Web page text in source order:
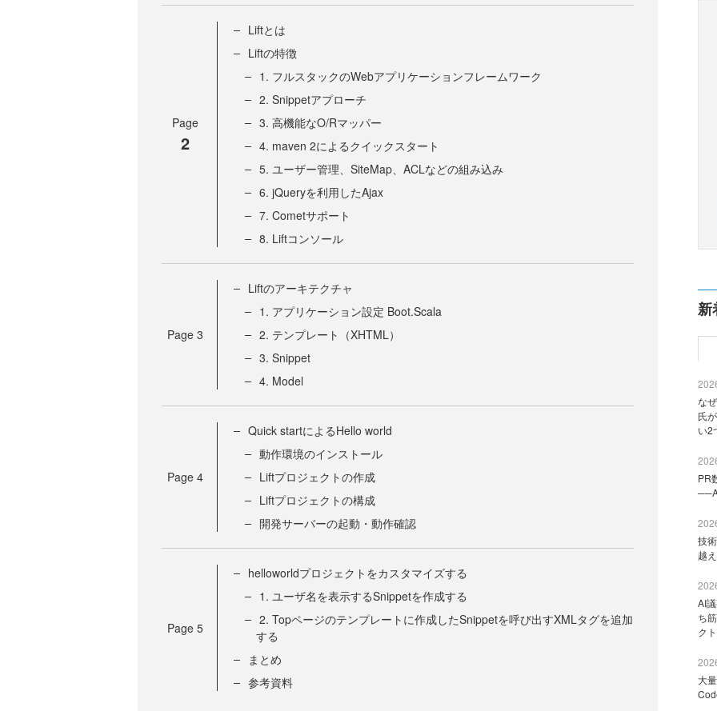
Page
2
Liftとは
Liftの特徴
1. フルスタックのWebアプリケーションフレームワーク
2. Snippetアプローチ
3. 高機能なO/Rマッパー
4. maven 2によるクイックスタート
5. ユーザー管理、SiteMap、ACLなどの組み込み
6. jQueryを利用したAjax
7. Cometサポート
8. Liftコンソール
Page 3
Liftのアーキテクチャ
1. アプリケーション設定 Boot.Scala
2. テンプレート（XHTML）
3. Snippet
4. Model
Page 4
Quick startによるHello world
動作環境のインストール
Liftプロジェクトの作成
Liftプロジェクトの構成
開発サーバーの起動・動作確認
Page 5
helloworldプロジェクトをカスタマイズする
1. ユーザ名を表示するSnippetを作成する
2. Topページのテンプレートに作成したSnippetを呼び出すXMLタグを追加
する
まとめ
参考資料
新
な
氏
い2
PR
技
越
AI
ち
ク
大